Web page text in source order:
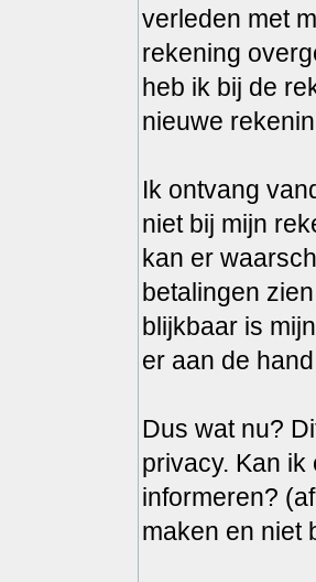
verleden met
rekening
heb ik bij de
nieuwe
Ik ontvang
niet bij mijn
kan er
betalingen
blijkbaar is
er aan de
Dus wat nu?
privacy. Kan
informeren?
maken en niet